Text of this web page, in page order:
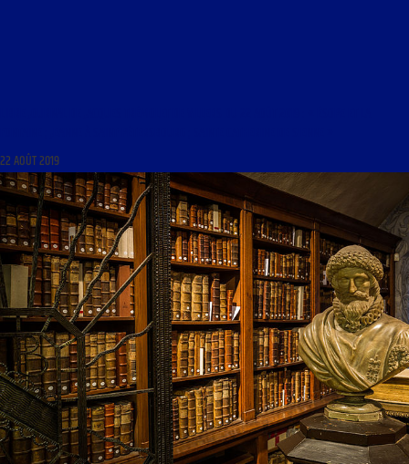
22 AOÛT 2019